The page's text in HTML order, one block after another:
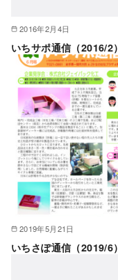
2016年2月4日
いちサポ通信（2016/2）
2019年5月21日
いちさぽ通信（2019/6）